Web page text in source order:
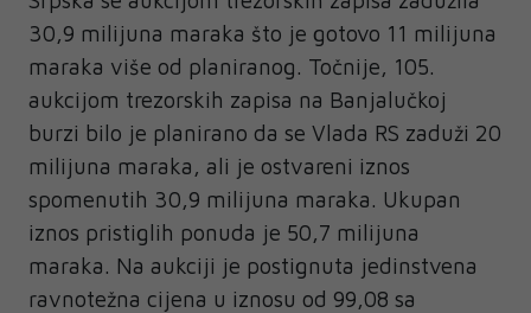
30,9 milijuna maraka što je gotovo 11 milijuna
maraka više od planiranog. Točnije, 105.
aukcijom trezorskih zapisa na Banjalučkoj
burzi bilo je planirano da se Vlada RS zaduži 20
milijuna maraka, ali je ostvareni iznos
spomenutih 30,9 milijuna maraka. Ukupan
iznos pristiglih ponuda je 50,7 milijuna
maraka. Na aukciji je postignuta jedinstvena
ravnotežna cijena u iznosu od 99,08 sa